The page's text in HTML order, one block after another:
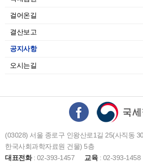
걸어온길
결산보고
공지사항
오시는길
(03028) 서울 종로구 인왕산로1길 25(사직동
한국사회과학자료원 건물) 5층
대표전화: 02-393-1457 교육: 02-393-1458